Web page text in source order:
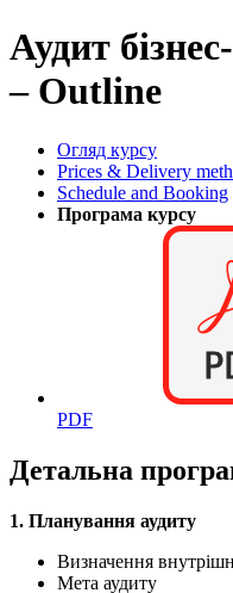
Аудит
– Outline
Огляд курсу
Prices & Delivery
Schedule and Booking
Програма курсу
PDF
Детальна
1. Планування аудиту
Визначення
Мета аудиту